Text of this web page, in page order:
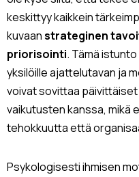
keskittyy kaikkein
kuvaanstrateginen
priorisointi. Tämä
yksilöille ajattelutavan ja
voivat sovittaa
vaikutusten kanssa, mikä
tehokkuutta että
Psykologisesti ihmisen